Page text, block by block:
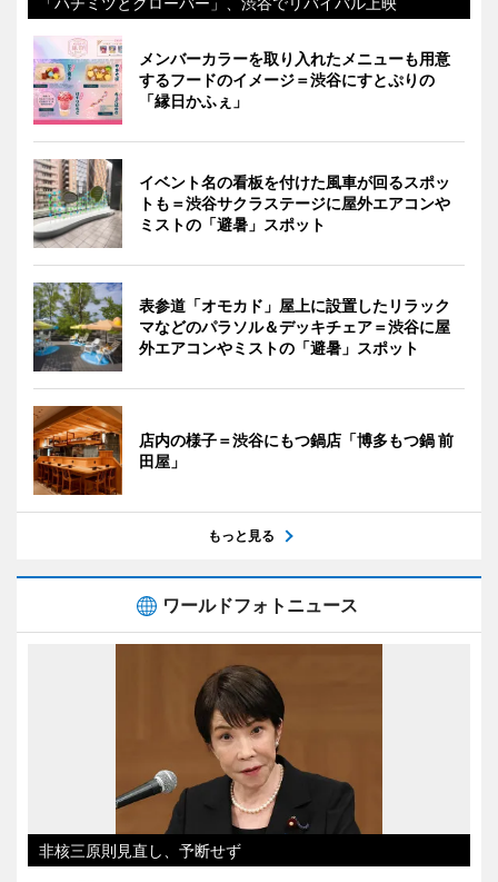
メンバーカラーを取り入れたメニューも用意
するフードのイメージ＝渋谷にすとぷりの
「縁日かふぇ」
イベント名の看板を付けた風車が回るスポッ
トも＝渋谷サクラステージに屋外エアコンや
ミストの「避暑」スポット
表参道「オモカド」屋上に設置したリラック
マなどのパラソル＆デッキチェア＝渋谷に屋
外エアコンやミストの「避暑」スポット
店内の様子＝渋谷にもつ鍋店「博多もつ鍋 前
田屋」
もっと見る
ワールドフォトニュース
非核三原則見直し、予断せず